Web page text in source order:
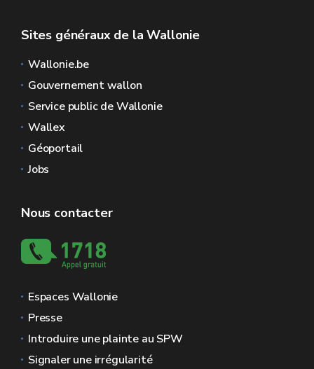
Sites généraux de la Wallonie
Wallonie.be
Gouvernement wallon
Service public de Wallonie
Wallex
Géoportail
Jobs
Nous contacter
Espaces Wallonie
Presse
Introduire une plainte au SPW
Signaler une irrégularité